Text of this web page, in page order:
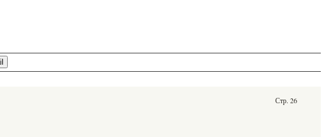
Стр. 26